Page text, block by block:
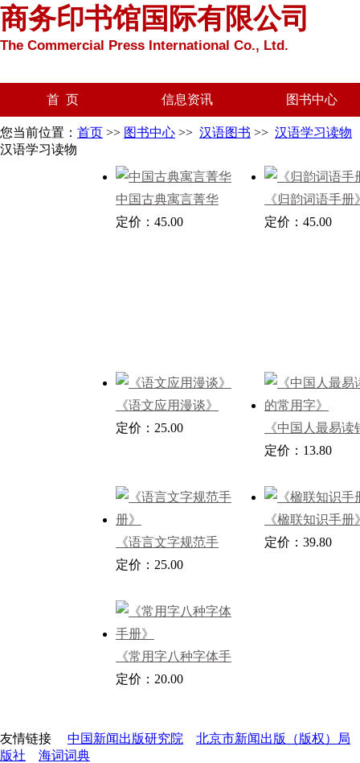
商务印书馆国际有限公司
The Commercial Press International Co., Ltd.
首 页 信息资讯 图书中心
您当前位置： 首页 >> 图书中心 >> 汉语图书 >> 汉语学习读物
汉语学习读物
中国古典寓言菁华
定价：45.00
《归韵词语手册
定价：45.00
《语文应用漫谈》
定价：25.00
《中国人最易读
常用字》
定价：13.80
《语言文字规范手
册》
定价：25.00
《楹联知识手册
定价：39.80
《常用字八种字体手
册》
定价：20.00
友情链接 中国新闻出版研究院
北京市新闻出版（版权）局
版社
海词词典